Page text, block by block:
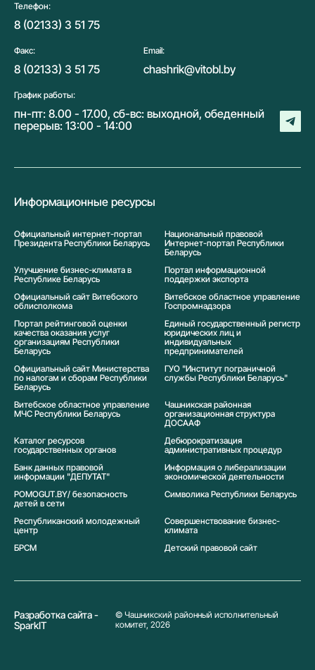
Телефон:
8 (02133) 3 51 75
Факс:
8 (02133) 3 51 75
Email:
chashrik@vitobl.by
График работы:
пн-пт: 8.00 - 17.00, сб-вс: выходной, обеденный
перерыв: 13:00 - 14:00
Информационные ресурсы
Официальный интернет-портал
Президента Республики Беларусь
Национальный правовой
Интернет-портал Республики
Беларусь
Улучшение бизнес-климата в
Республике Беларусь
Портал информационной
поддержки экспорта
Официальный сайт Витебского
облисполкома
Витебское областное управление
Госпромнадзора
Портал рейтинговой оценки
качества оказания услуг
организациям Республики
Беларусь
Единый государственный регистр
юридических лиц и
индивидуальных
предпринимателей
Официальный сайт Министерства
по налогам и сборам Республики
Беларусь
ГУО "Институт пограничной
службы Республики Беларусь"
Витебское областное управление
МЧС Республики Беларусь
Чашникская районная
организационная структура
ДОСААФ
Каталог ресурсов
государственных органов
Дебюрократизация
административных процедур
Банк данных правовой
информации "ДЕПУТАТ"
Информация о либерализации
экономической деятельности
POMOGUT.BY/ безопасность
детей в сети
Символика Реcпублики Беларусь
Республиканский молодежный
центр
Совершенствование бизнес-
климата
БРСМ
Детский правовой сайт
Разработка сайта -
SparkIT
© Чашникский районный исполнительный
комитет, 2026